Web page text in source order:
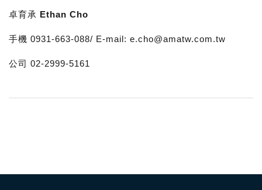
卓育承 Ethan Cho
手機 0931-663-088/ E-mail: e.cho@amatw.com.tw
公司 02-2999-5161